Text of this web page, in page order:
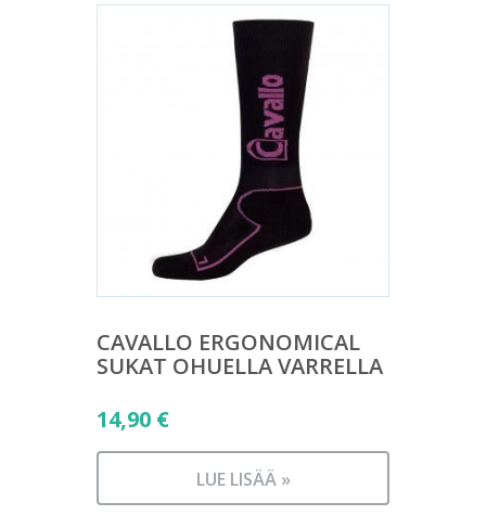
CAVALLO ERGONOMICAL
SUKAT OHUELLA VARRELLA
14,90 €
LUE LISÄÄ »